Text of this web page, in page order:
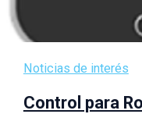
Noticias de interés
Control para